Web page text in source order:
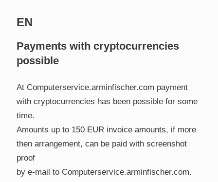
EN
Payments with cryptocurrencies
possible
At Computerservice.arminfischer.com payment
with cryptocurrencies has been possible for some
time.
Amounts up to 150 EUR invoice amounts, if more
then arrangement, can be paid with screenshot
proof
by e-mail to Computerservice.arminfischer.com.